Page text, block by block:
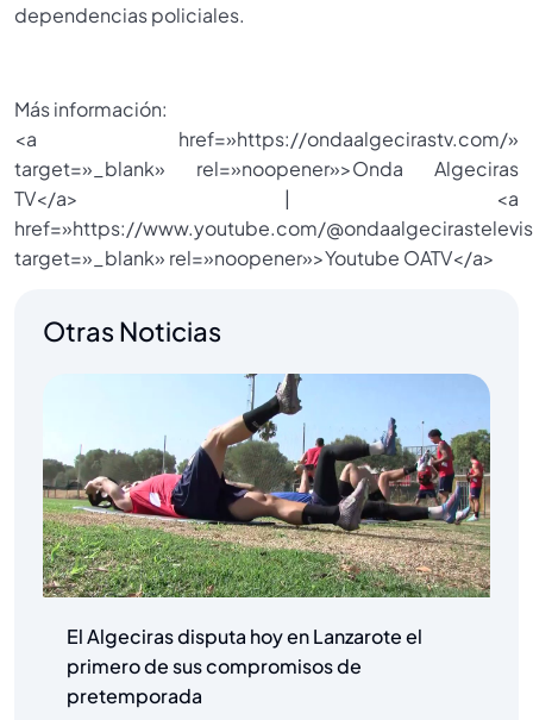
dependencias policiales.
Más información:
<a href=»https://ondaalgecirastv.com/»
target=»_blank» rel=»noopener»>Onda Algeciras
TV</a> | <a
href=»https://www.youtube.com/
target=»_blank» rel=»noopener»>Youtube OATV</a>
Otras Noticias
El Algeciras disputa hoy en Lanzarote el
primero de sus compromisos de
pretemporada